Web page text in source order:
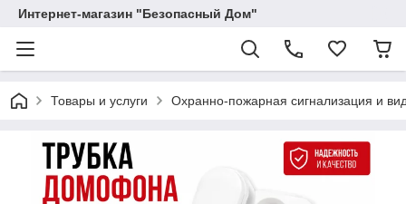
Интернет-магазин "Безопасный Дом"
Товары и услуги Охранно-пожарная сигнализация и